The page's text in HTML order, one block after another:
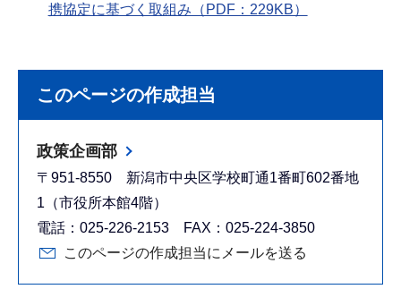
携協定に基づく取組み（PDF：229KB）
このページの作成担当
政策企画部
〒951-8550 新潟市中央区学校町通1番町602番地
1（市役所本館4階）
電話：025-226-2153 FAX：025-224-3850
このページの作成担当にメールを送る